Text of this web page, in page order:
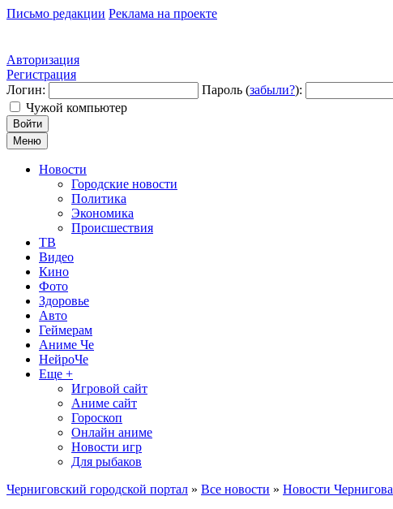
Письмо редакции Реклама на проекте
Авторизация
Регистрация
Логин:
Пароль (забыли?):
Чужой компьютер
Войти
Меню
Новости
Городские новости
Политика
Экономика
Происшествия
ТВ
Видео
Кино
Фото
Здоровье
Авто
Геймерам
Аниме Че
НейроЧе
Еще +
Игровой сайт
Аниме сайт
Гороскоп
Онлайн аниме
Новости игр
Для рыбаков
Черниговский городской портал » Все новости » Новости Чернигова